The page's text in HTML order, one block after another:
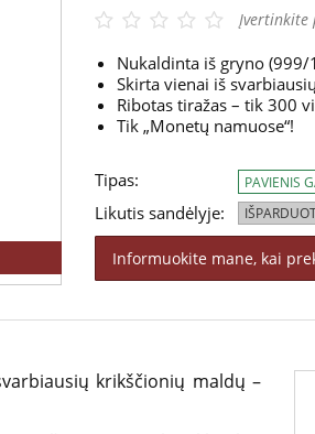
Įvertinkite
Nukaldinta iš gryno
Skirta vienai iš
Ribotas tiražas – tik 300
Tik „Monetų namuose“!
Tipas:
Likutis sandėlyje:
PAVIENIS
Informuokite mane, kai
krikščionių maldų –